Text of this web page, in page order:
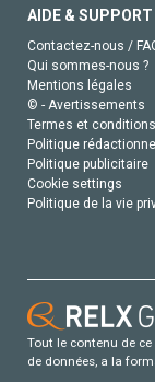
AIDE & SUPPORT
Contactez-nous /
Qui sommes-nous ?
Mentions légales
© - Avertissements
Termes et
Politique
Politique publicitaire
Cookie settings
Politique de la vie
Tout le contenu de
de données, a la